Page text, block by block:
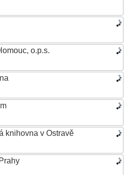
o.p.s.
knihovna v Ostravě